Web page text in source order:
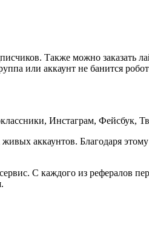
Также можно заказать
или аккаунт не банится
Инстаграм, Фейсбук,
аккаунтов. Благодаря
С каждого из рефералов